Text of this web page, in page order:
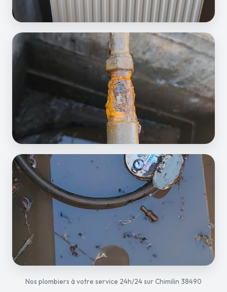
Nos plombiers à votre service 24h/24 sur Chimilin 38490